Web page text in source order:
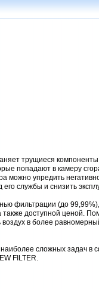
трущиеся компоненты
попадают в камеру
можно упредить
службы и снизить
фильтрации (до
доступной ценой.
в более
сложных задач в
FILTER.